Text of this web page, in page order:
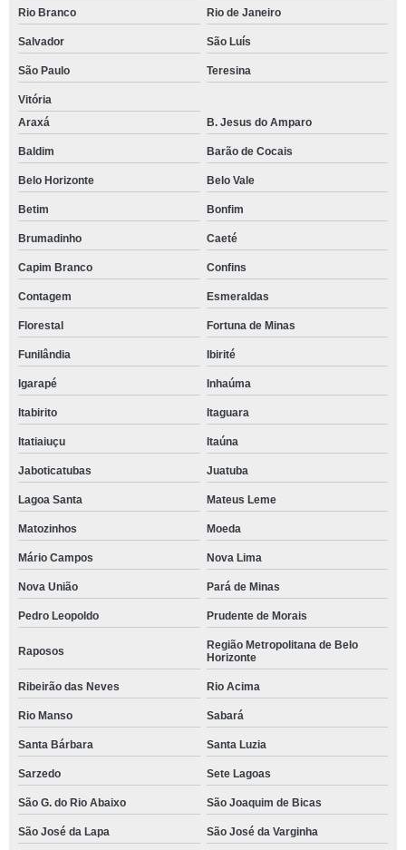
Rio Branco Rio de Janeiro
Salvador São Luís
São Paulo Teresina
Vitória
Araxá
B. Jesus do Amparo
Baldim Barão de Cocais
Belo Horizonte Belo Vale
Betim Bonfim
Brumadinho Caeté
Capim Branco Confins
Contagem Esmeraldas
Florestal Fortuna de Minas
Funilândia Ibirité
Igarapé Inhaúma
Itabirito Itaguara
Itatiaiuçu Itaúna
Jaboticatubas Juatuba
Lagoa Santa Mateus Leme
Matozinhos Moeda
Mário Campos Nova Lima
Nova União Pará de Minas
Pedro Leopoldo Prudente de Morais
Raposos
Região Metropolitana de Belo
Horizonte
Ribeirão das Neves Rio Acima
Rio Manso Sabará
Santa Bárbara Santa Luzia
Sarzedo Sete Lagoas
São G. do Rio Abaixo São Joaquim de Bicas
São José da Lapa São José da Varginha